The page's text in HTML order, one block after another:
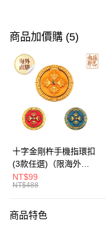
信用卡一次付款
Apple Pay
Google Pay
運送方式
海外國際空運
商品加價購 (5)
十字金剛杵手機指環扣
(3款任選)（限海外直
購）Ring Holder
NT$99
NT$488
商品特色